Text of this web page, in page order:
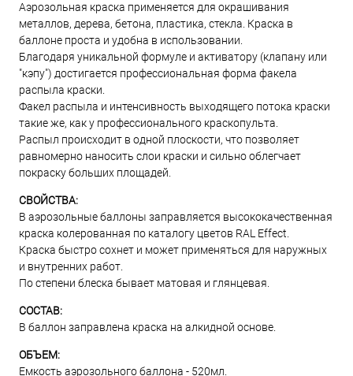
Аэрозольная краска применяется для окрашивания
металлов, дерева, бетона, пластика, стекла. Краска в
баллоне проста и удобна в использовании.
Благодаря уникальной формуле и активатору (клапану или
"кэпу") достигается профессиональная форма факела
распыла краски.
Факел распыла и интенсивность выходящего потока краски
такие же, как у профессионального краскопульта.
Распыл происходит в одной плоскости, что позволяет
равномерно наносить слои краски и сильно облегчает
покраску больших площадей.
СВОЙСТВА:
В аэрозольные баллоны заправляется высококачественная
краска колерованная по каталогу цветов RAL Effect.
Краска быстро сохнет и может применяться для наружных
и внутренних работ.
По степени блеска бывает матовая и глянцевая.
СОСТАВ:
В баллон заправлена краска на алкидной основе.
ОБЪЕМ:
Емкость аэрозольного баллона - 520мл.